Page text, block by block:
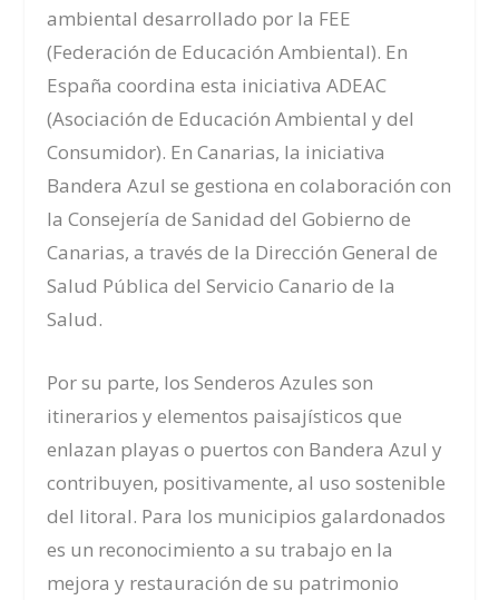
ambiental desarrollado por la FEE
(Federación de Educación Ambiental). En
España coordina esta iniciativa ADEAC
(Asociación de Educación Ambiental y del
Consumidor). En Canarias, la iniciativa
Bandera Azul se gestiona en colaboración con
la Consejería de Sanidad del Gobierno de
Canarias, a través de la Dirección General de
Salud Pública del Servicio Canario de la
Salud.
Por su parte, los Senderos Azules son
itinerarios y elementos paisajísticos que
enlazan playas o puertos con Bandera Azul y
contribuyen, positivamente, al uso sostenible
del litoral. Para los municipios galardonados
es un reconocimiento a su trabajo en la
mejora y restauración de su patrimonio